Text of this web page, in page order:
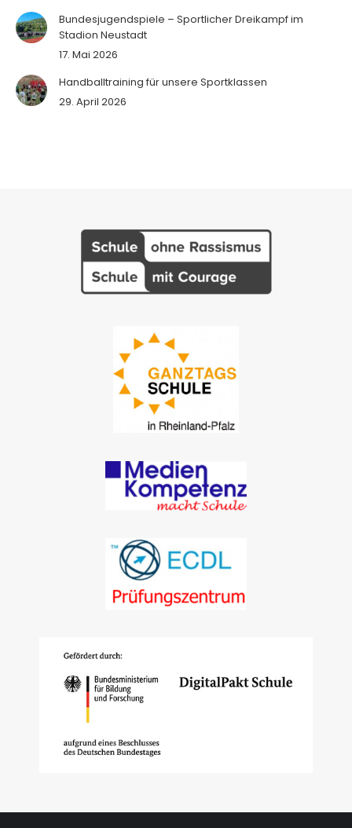
Bundesjugendspiele – Sportlicher Dreikampf im
Stadion Neustadt
17. Mai 2026
Handballtraining für unsere Sportklassen
29. April 2026